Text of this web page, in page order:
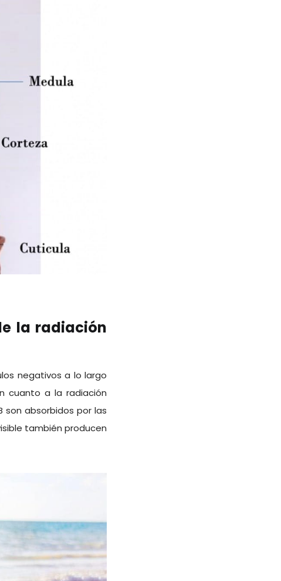
la radiación
negativos a lo largo
cuanto a la radiación
son absorbidos por las
también producen